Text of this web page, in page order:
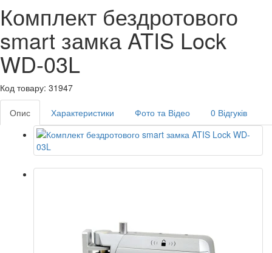
Комплект бездротового
smart замка ATIS Lock
WD-03L
Код товару: 31947
Опис Характеристики Фото та Відео 0 Відгуків